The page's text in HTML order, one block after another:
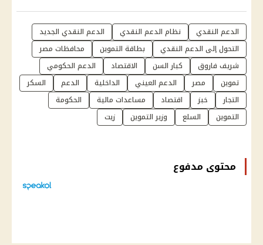
الدعم النقدي نظام الدعم النقدي
الدعم النقدي الجديد
التحول إلى الدعم النقدي
بطاقة التموين
محافظات مصر
شريف فاروق
كبار السن الاقتصاد
الدعم الحكومي
تموين
مصر الدعم العيني الداخلية الدعم
السكر
التجار
خبز اقتصاد مساعدات مالية
الحكومة
التموين
السلع وزير التموين زيت
محتوى مدفوع